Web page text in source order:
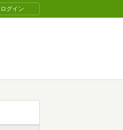
ログイン